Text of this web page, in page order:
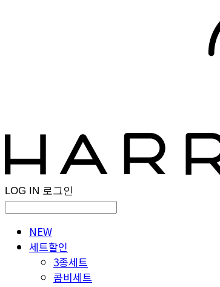
LOG IN 로그인
NEW
세트할인
3종세트
콤비세트